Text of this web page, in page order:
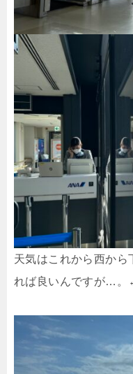
天気はこれから西から
れば良いんですが…。